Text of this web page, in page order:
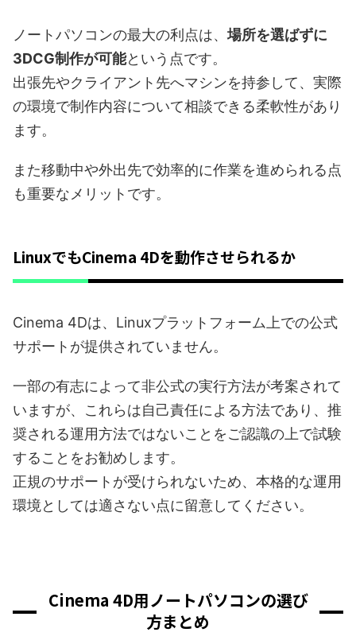
ノートパソコンの最大の利点は、場所を選ばずに
3DCG制作が可能という点です。
出張先やクライアント先へマシンを持参して、実際
の環境で制作内容について相談できる柔軟性があり
ます。
また移動中や外出先で効率的に作業を進められる点
も重要なメリットです。
LinuxでもCinema 4Dを動作させられるか
Cinema 4Dは、Linuxプラットフォーム上での公式
サポートが提供されていません。
一部の有志によって非公式の実行方法が考案されて
いますが、これらは自己責任による方法であり、推
奨される運用方法ではないことをご認識の上で試験
することをお勧めします。
正規のサポートが受けられないため、本格的な運用
環境としては適さない点に留意してください。
Cinema 4D用ノートパソコンの選び
方まとめ